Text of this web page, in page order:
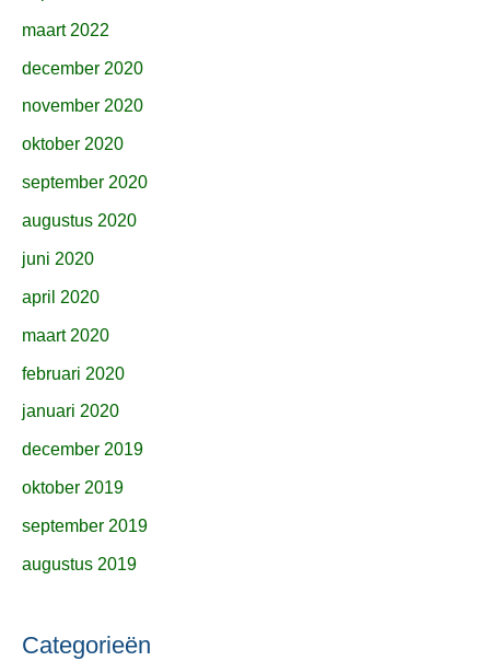
maart 2022
december 2020
november 2020
oktober 2020
september 2020
augustus 2020
juni 2020
april 2020
maart 2020
februari 2020
januari 2020
december 2019
oktober 2019
september 2019
augustus 2019
Categorieën